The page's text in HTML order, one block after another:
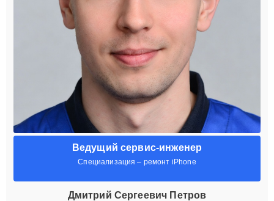
Ведущий сервис-инженер
Специализация – ремонт iPhone
Дмитрий Сергеевич Петров